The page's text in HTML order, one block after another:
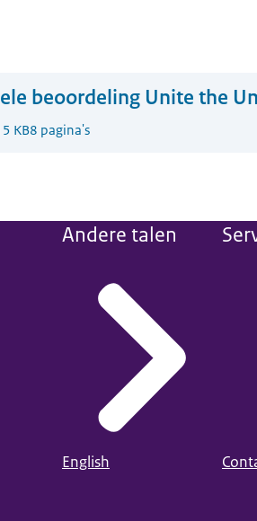
beoordeling Unite the
KB8 pagina's
Andere talen
English